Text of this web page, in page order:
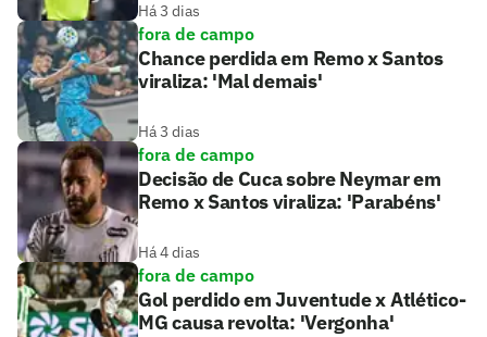
Há 3 dias
fora de campo
Chance perdida em Remo x Santos
viraliza: 'Mal demais'
Há 3 dias
fora de campo
Decisão de Cuca sobre Neymar em
Remo x Santos viraliza: 'Parabéns'
Há 4 dias
fora de campo
Gol perdido em Juventude x Atlético-
MG causa revolta: 'Vergonha'